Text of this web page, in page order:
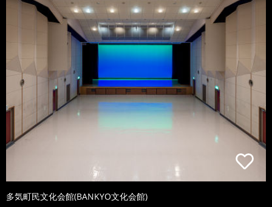
多気町民文化会館(BANKYO文化会館)